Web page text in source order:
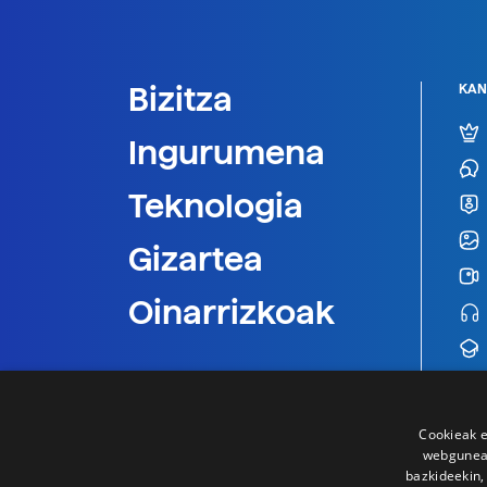
Bizitza
Ingurumena
Teknologia
Gizartea
Oinarrizkoak
Cookieak